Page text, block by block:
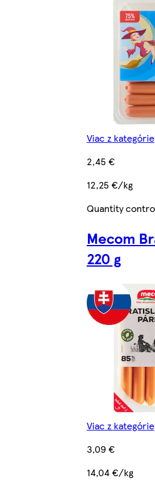
Viac z kategórie
2,45 €
12,25 €/kg
Quantity
Mecom
220 g
Viac z kategórie
3,09 €
14,04 €/kg